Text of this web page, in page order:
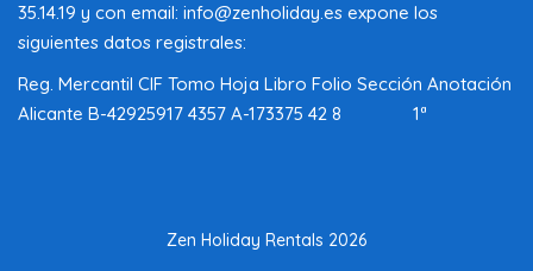
35.14.19 y con email: info@zenholiday.es expone los
siguientes datos registrales:
Reg. Mercantil CIF Tomo Hoja Libro Folio Sección Anotación
Alicante B-42925917 4357 A-173375 42 8 1ª
Zen Holiday Rentals 2026